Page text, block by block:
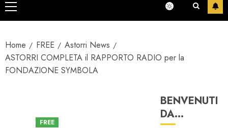
Menu
principale
Home FREE
Astorri News
ASTORRI COMPLETA il RAPPORTO RADIO per la
FONDAZIONE SYMBOLA
FREE
BENVENUTI
DA…